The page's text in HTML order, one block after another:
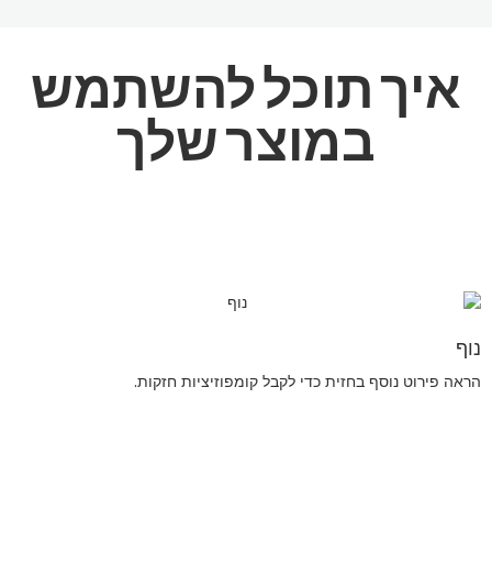
איך תוכללהשתמש
במוצר שלך
נוף
הראה פירוט נוסף בחזית כדי לקבל קומפוזיציות חזקות.